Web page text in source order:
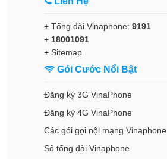
+ Tổng đài Vinaphone: 9191
+ 18001091
+ Sitemap
Gói Cước Nổi Bật
Đăng ký 3G VinaPhone
Đăng ký 4G VinaPhone
Các gói gọi nội mạng Vinaphone
Số tổng đài Vinaphone